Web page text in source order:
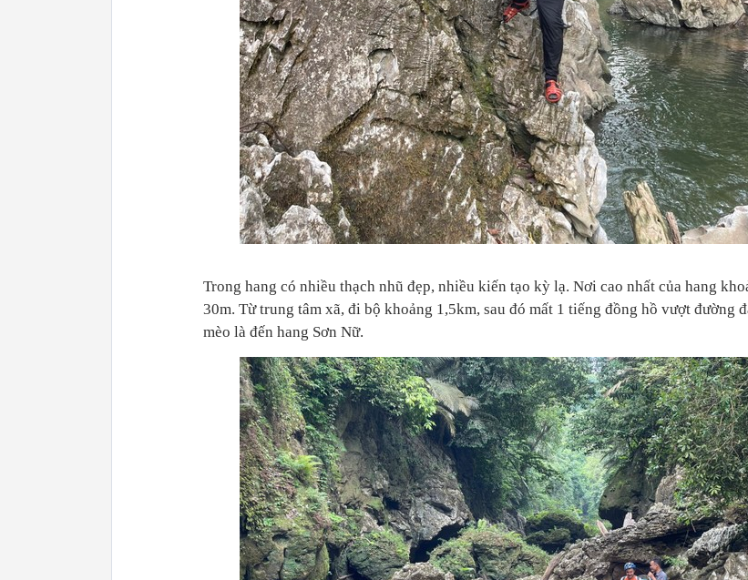
Trong hang có nhiều thạch nhũ đẹp, nhiều kiến tạo kỳ lạ. Nơi cao nhất của hang
30m. Từ trung tâm xã, đi bộ khoảng 1,5km, sau đó mất 1 tiếng đồng hồ vượt đường
mèo là đến hang Sơn Nữ.